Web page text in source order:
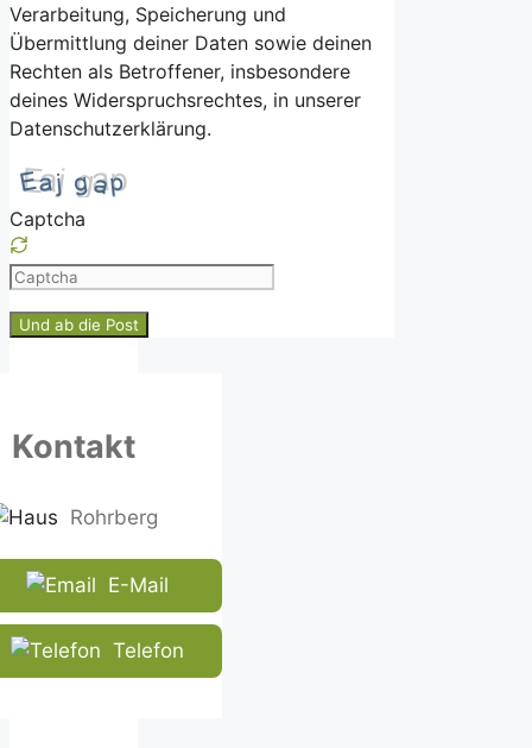
Verarbeitung, Speicherung und
Übermittlung deiner Daten sowie deinen
Rechten als Betroffener, insbesondere
deines Widerspruchsrechtes, in unserer
Datenschutzerklärung.
Captcha
Please
the
the
ensure
that
you
are
human.
Kontakt
Rohrberg
E-Mail
Telefon